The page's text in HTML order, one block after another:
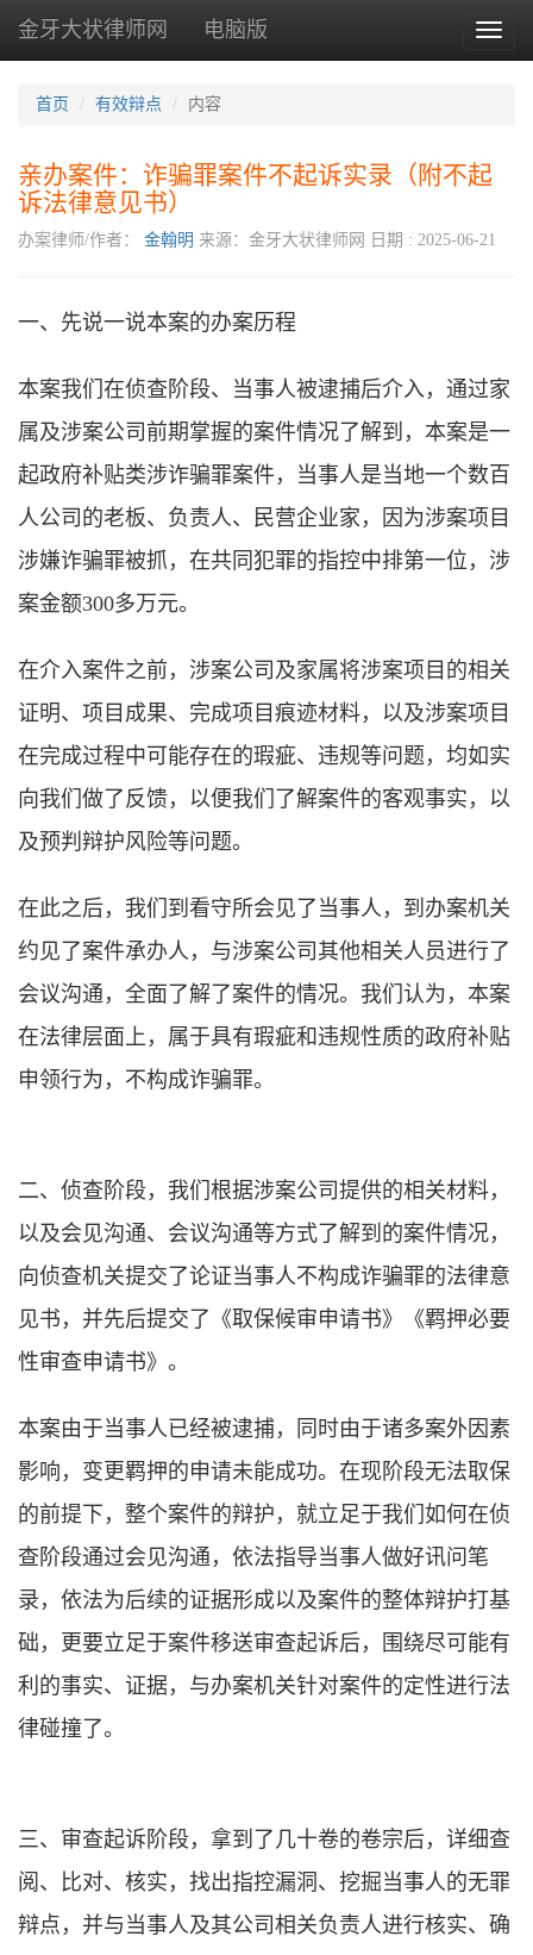
Toggle
金牙大状律师网 电脑版
首页 有效辩点 内容
亲办案件：诈骗罪案件不起诉实录（附不起
诉法律意见书）
办案律师/作者： 金翰明 来源：金牙大状律师网 日期 : 2025-06-21
一、先说一说本案的办案历程
本案我们在侦查阶段、当事人被逮捕后介入，通过家
属及涉案公司前期掌握的案件情况了解到，本案是一
起政府补贴类涉诈骗罪案件，当事人是当地一个数百
人公司的老板、负责人、民营企业家，因为涉案项目
涉嫌诈骗罪被抓，在共同犯罪的指控中排第一位，涉
案金额300多万元。
在介入案件之前，涉案公司及家属将涉案项目的相关
证明、项目成果、完成项目痕迹材料，以及涉案项目
在完成过程中可能存在的瑕疵、违规等问题，均如实
向我们做了反馈，以便我们了解案件的客观事实，以
及预判辩护风险等问题。
在此之后，我们到看守所会见了当事人，到办案机关
约见了案件承办人，与涉案公司其他相关人员进行了
会议沟通，全面了解了案件的情况。我们认为，本案
在法律层面上，属于具有瑕疵和违规性质的政府补贴
申领行为，不构成诈骗罪。
二、侦查阶段，我们根据涉案公司提供的相关材料，
以及会见沟通、会议沟通等方式了解到的案件情况，
向侦查机关提交了论证当事人不构成诈骗罪的法律意
见书，并先后提交了《取保候审申请书》《羁押必要
性审查申请书》。
本案由于当事人已经被逮捕，同时由于诸多案外因素
影响，变更羁押的申请未能成功。在现阶段无法取保
的前提下，整个案件的辩护，就立足于我们如何在侦
查阶段通过会见沟通，依法指导当事人做好讯问笔
录，依法为后续的证据形成以及案件的整体辩护打基
础，更要立足于案件移送审查起诉后，围绕尽可能有
利的事实、证据，与办案机关针对案件的定性进行法
律碰撞了。
三、审查起诉阶段，拿到了几十卷的卷宗后，详细查
阅、比对、核实，找出指控漏洞、挖掘当事人的无罪
辩点，并与当事人及其公司相关负责人进行核实、确